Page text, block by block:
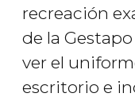
recreación
de la
ver el
escritorio e